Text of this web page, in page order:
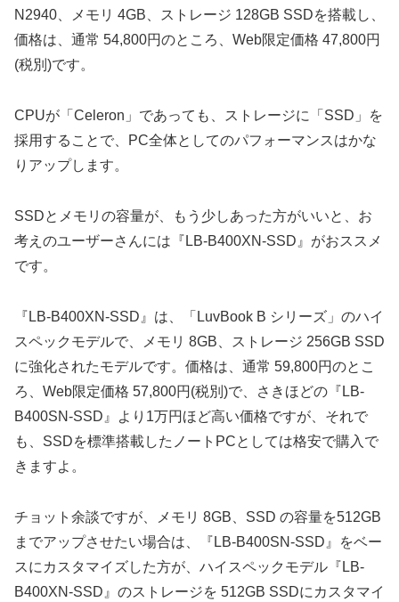
N2940、メモリ 4GB、ストレージ 128GB SSDを搭載し、
価格は、通常 54,800円のところ、Web限定価格 47,800円
(税別)です。
CPUが「Celeron」であっても、ストレージに「SSD」を
採用することで、PC全体としてのパフォーマンスはかな
りアップします。
SSDとメモリの容量が、もう少しあった方がいいと、お
考えのユーザーさんには『LB-B400XN-SSD』がおススメ
です。
『LB-B400XN-SSD』は、「LuvBook B シリーズ」のハイ
スペックモデルで、メモリ 8GB、ストレージ 256GB SSD
に強化されたモデルです。価格は、通常 59,800円のとこ
ろ、Web限定価格 57,800円(税別)で、さきほどの『LB-
B400SN-SSD』より1万円ほど高い価格ですが、それで
も、SSDを標準搭載したノートPCとしては格安で購入で
きますよ。
チョット余談ですが、メモリ 8GB、SSD の容量を512GB
までアップさせたい場合は、『LB-B400SN-SSD』をベー
スにカスタマイズした方が、ハイスペックモデル『LB-
B400XN-SSD』のストレージを 512GB SSDにカスタマイ